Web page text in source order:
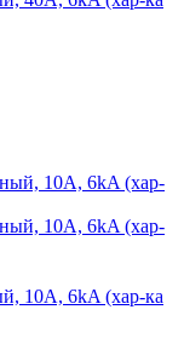
10А, 6kA (хар-ка